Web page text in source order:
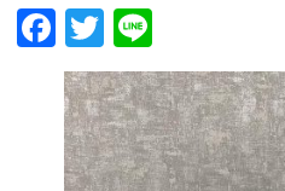
Facebook
Twitter